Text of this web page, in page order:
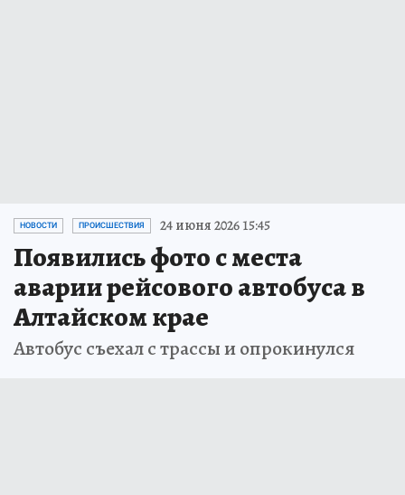
НОВОСТИ ПРОИСШЕСТВИЯ 24 июня 2026 15:45
Появились фото с места
аварии рейсового автобуса в
Алтайском крае
Автобус съехал с трассы и опрокинулся